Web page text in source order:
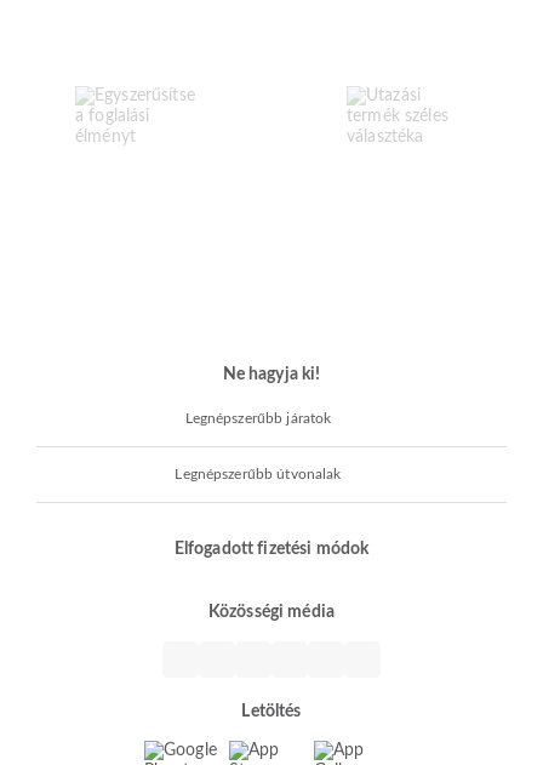
Ne hagyja ki!
Legnépszerűbb járatok
Legnépszerűbb útvonalak
Elfogadott fizetési módok
Közösségi média
Letöltés